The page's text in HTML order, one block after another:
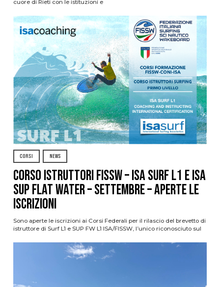
cuore di Rieti con le istituzioni e
CORSI NEWS
CORSO ISTRUTTORI FISSW – ISA SURF L1 e ISA
SUP Flat Water – SETTEMBRE – APERTE LE
ISCRIZIONI
Sono aperte le iscrizioni ai Corsi Federali per il rilascio del brevetto di
istruttore di Surf L1 e SUP FW L1 ISA/FISSW, l’unico riconosciuto sul